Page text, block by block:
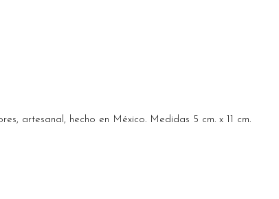
artesanal, hecho en México. Medidas 5 cm. x 11 cm.